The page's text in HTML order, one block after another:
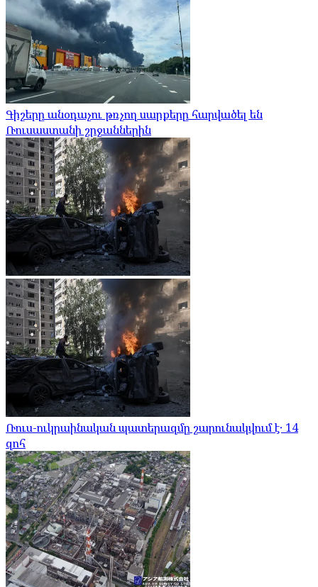
Գիշերը անօդաչու թռչող սարքերը հարվածել են
Ռուսաստանի շրջաններին
Ռուս-ուկրաինական պատերազմը շարունակվում է․ 14
զոհ